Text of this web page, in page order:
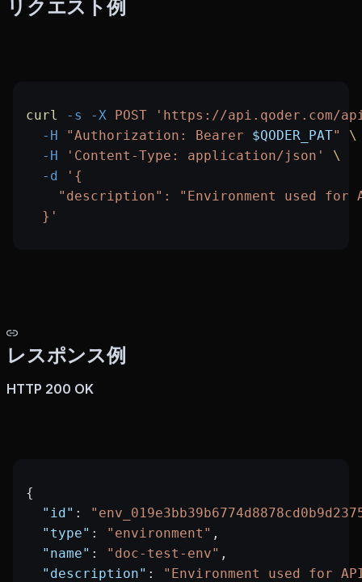
リクエスト例
curl -s -X POST 'https://api.qoder.com/api/
  -H
"Authorization: Bearer $QODER_PAT"
\
  -H
'Content-Type: application/json'
\
  -d
'{
"description": "Environment used for
  }'
レスポンス例
HTTP 200 OK
{
  "id"
:
  "type"
: "environment" ,
  "name"
: "doc-test-env" ,
  "description"
:
"Environment used for